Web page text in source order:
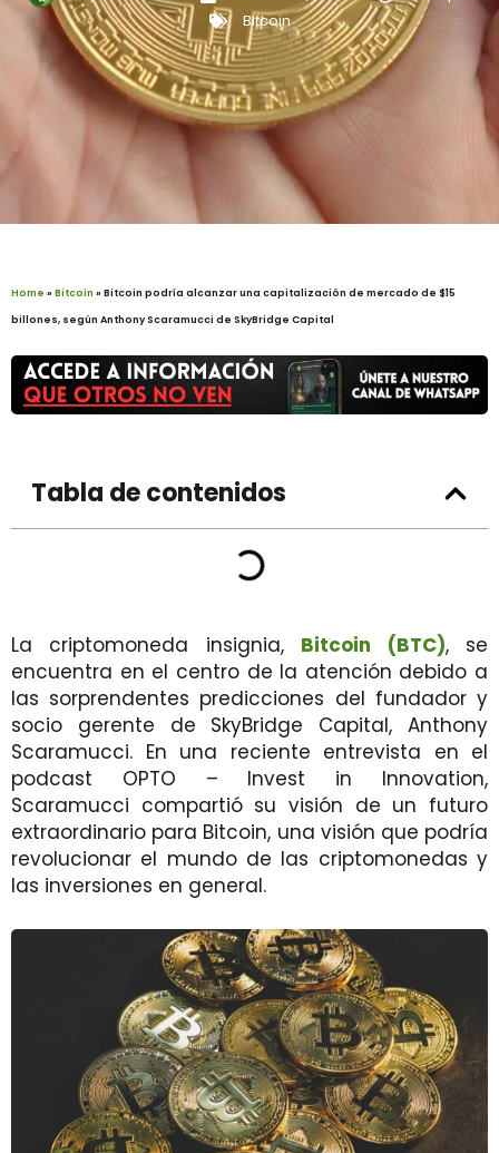
Bitcoin
Home »Bitcoin »Bitcoin podría alcanzar una capitalización de mercado de $15
billones, según Anthony Scaramucci de SkyBridge Capital
Tabla de contenidos
La criptomoneda insignia, Bitcoin (BTC), se
encuentra en el centro de la atención debido a
las sorprendentes predicciones del fundador y
socio gerente de SkyBridge Capital, Anthony
Scaramucci. En una reciente entrevista en el
podcast OPTO – Invest in Innovation,
Scaramucci compartió su visión de un futuro
extraordinario para Bitcoin, una visión que podría
revolucionar el mundo de las criptomonedas y
las inversiones en general.